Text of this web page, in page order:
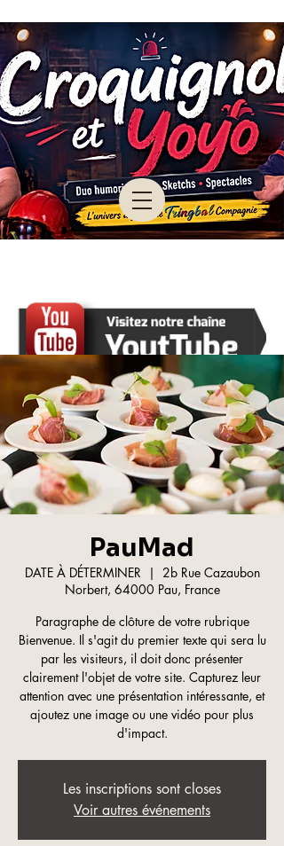
PauMad
DATE À DÉTERMINER
  |
2b Rue Cazaubon
Norbert, 64000 Pau, France
Paragraphe de clôture de votre rubrique
Bienvenue. Il s'agit du premier texte qui sera lu
par les visiteurs, il doit donc présenter
clairement l'objet de votre site. Capturez leur
attention avec une présentation intéressante, et
ajoutez une image ou une vidéo pour plus
d'impact.
Les inscriptions sont closes
Voir autres événements